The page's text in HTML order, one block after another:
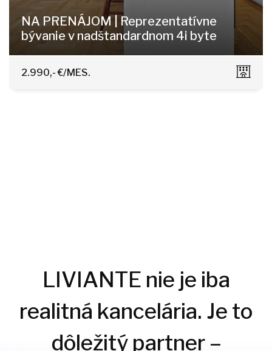
NA PRENÁJOM | Reprezentatívne
bývanie v nadštandardnom 4i byte
Gröslingova, Bratislava - Staré Mesto
2.990,- €/MES.
LIVIANTE nie je iba
realitná kancelária. Je to
dôležitý partner –